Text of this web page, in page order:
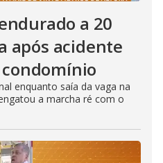
a 20
após acidente
enquanto saía da vaga na
a marcha ré com o